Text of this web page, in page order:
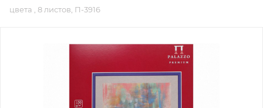
цвета , 8 листов, П-3916